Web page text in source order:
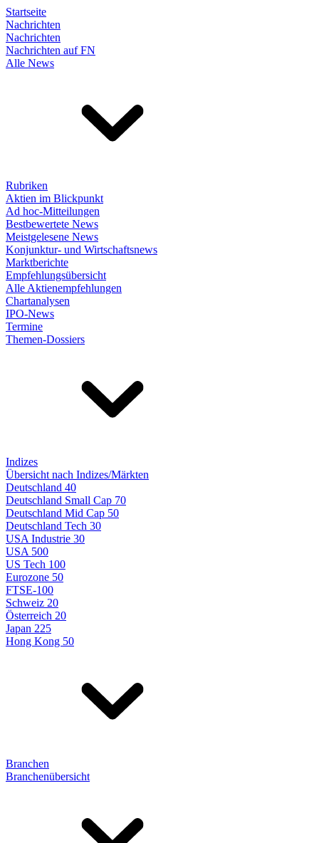
Startseite
Nachrichten
Nachrichten
Nachrichten auf FN
Alle News
Rubriken
Aktien im Blickpunkt
Ad hoc-Mitteilungen
Bestbewertete News
Meistgelesene News
Konjunktur- und Wirtschaftsnews
Marktberichte
Empfehlungsübersicht
Alle Aktienempfehlungen
Chartanalysen
IPO-News
Termine
Themen-Dossiers
Indizes
Übersicht nach Indizes/Märkten
Deutschland 40
Deutschland Small Cap 70
Deutschland Mid Cap 50
Deutschland Tech 30
USA Industrie 30
USA 500
US Tech 100
Eurozone 50
FTSE-100
Schweiz 20
Österreich 20
Japan 225
Hong Kong 50
Branchen
Branchenübersicht